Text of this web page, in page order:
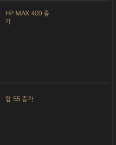
HP MAX 400 증
가
힘 55 증가